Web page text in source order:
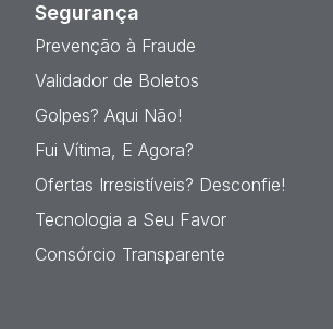
Segurança
Prevenção à Fraude
Validador de Boletos
Golpes? Aqui Não!
Fui Vítima, E Agora?
Ofertas Irresistíveis? Desconfie!
Tecnologia a Seu Favor
Consórcio Transparente